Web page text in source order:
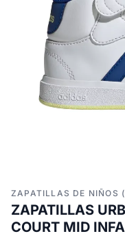
ZAPATILLAS DE
ZAPATILLAS
COURT MID